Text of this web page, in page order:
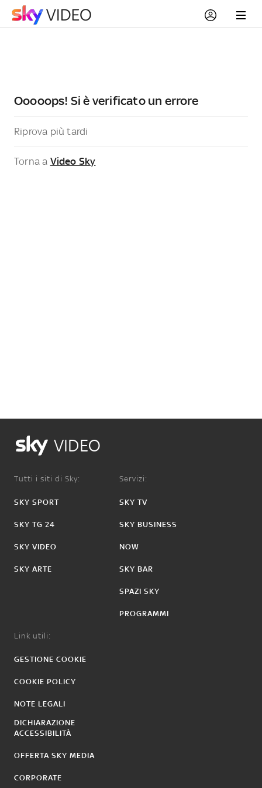
Ooooops! Si è verificato un errore
Riprova più tardi
Torna a Video Sky
VIDEO
Tutti i siti di Sky:
SKY SPORT
SKY TG 24
SKY VIDEO
SKY ARTE
Servizi:
SKY TV
SKY BUSINESS
NOW
SKY BAR
SPAZI SKY
PROGRAMMI
Link utili:
GESTIONE COOKIE
COOKIE POLICY
NOTE LEGALI
DICHIARAZIONE
ACCESSIBILITÀ
OFFERTA SKY MEDIA
CORPORATE